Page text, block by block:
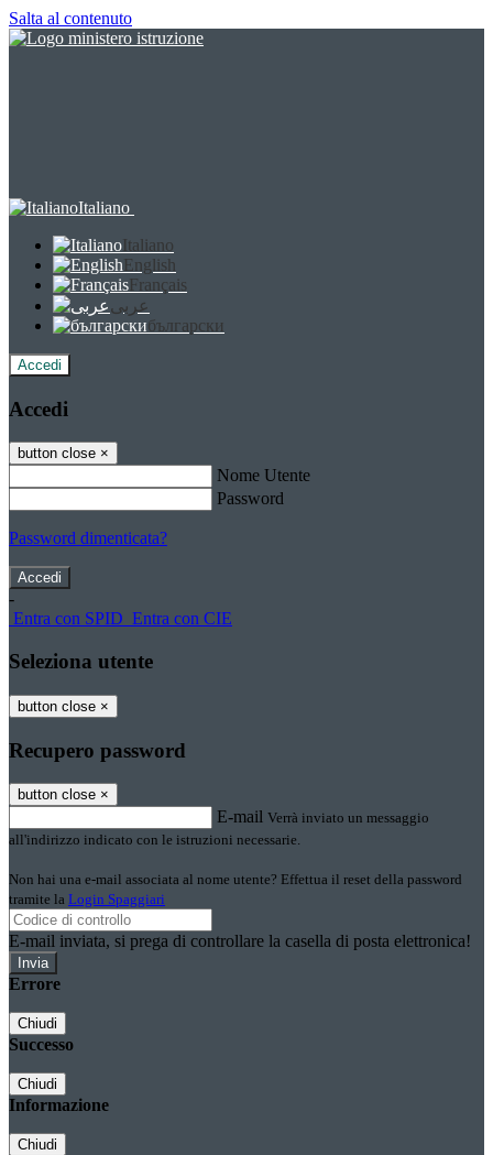
Salta al contenuto
Italiano
Italiano
English
Français
عربى
български
Accedi
Accedi
button close ×
Nome Utente
Password
Password dimenticata?
-
Entra con SPID Entra con CIE
Seleziona utente
button close ×
Recupero password
button close ×
E-mail Verrà inviato un messaggio
all'indirizzo indicato con le istruzioni necessarie.
Non hai una e-mail associata al nome utente? Effettua il reset della password
tramite la Login Spaggiari
E-mail inviata, si prega di controllare la casella di posta elettronica!
Errore
Chiudi
Successo
Chiudi
Informazione
Chiudi